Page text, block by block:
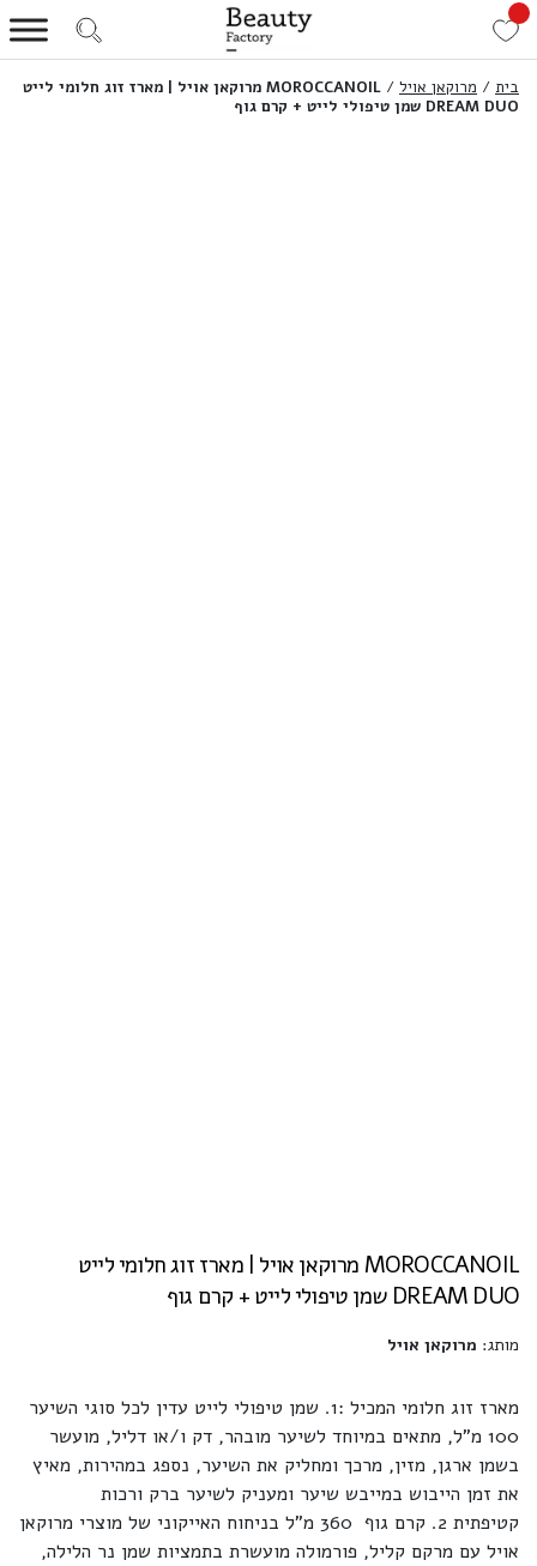
בית / מרוקאן אויל /
MOROCCANOIL מרוקאן אויל | מארז זוג חלומי לייט
DREAM DUO שמן טיפולי לייט + קרם גוף
MOROCCANOIL מרוקאן אויל | מארז זוג חלומי לייט
DREAM DUO שמן טיפולי לייט + קרם גוף
מותג: מרוקאן אויל
מארז זוג חלומי המכיל : 1. שמן טיפולי לייט עדין לכל סוגי השיער
100 מ"ל, מתאים במיוחד לשיער מובהר, דק ו/או דליל, מועשר
בשמן ארגן, מזין, מרכך ומחליק את השיער, נספג במהירות, מאיץ
את זמן הייבוש במייבש שיער ומעניק לשיער ברק ורכות
קטיפתית
2. קרם גוף 360 מ"ל בניחוח האייקוני של מוצרי מרוקאן
אויל עם מרקם קליל, פורמולה מועשרת בתמציות שמן נר הלילה,